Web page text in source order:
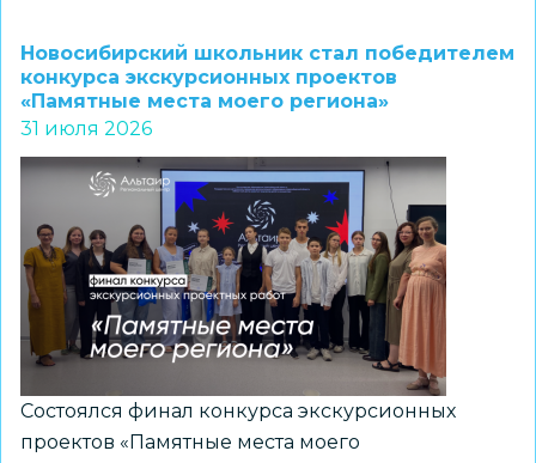
школьники
стали
призерами
конкурса
«Без
срока
давности.
Память,
отражённая
поколениями»
Новосибирский школьник стал победителем
конкурса экскурсионных проектов
«Памятные места моего региона»
31 июля 2026
Состоялся финал конкурса экскурсионных
проектов «Памятные места моего